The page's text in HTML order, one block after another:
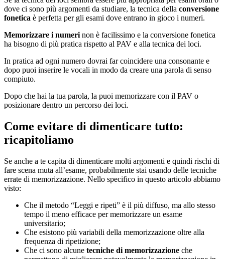
dove ci sono più argomenti da studiare, la tecnica della conversione
fonetica è perfetta per gli esami dove entrano in gioco i numeri.
Memorizzare i numeri non è facilissimo e la conversione fonetica
ha bisogno di più pratica rispetto al PAV e alla tecnica dei loci.
In pratica ad ogni numero dovrai far coincidere una consonante e
dopo puoi inserire le vocali in modo da creare una parola di senso
compiuto.
Dopo che hai la tua parola, la puoi memorizzare con il PAV o
posizionare dentro un percorso dei loci.
Come evitare di dimenticare tutto:
ricapitoliamo
Se anche a te capita di dimenticare molti argomenti e quindi rischi di
fare scena muta all’esame, probabilmente stai usando delle tecniche
errate di memorizzazione. Nello specifico in questo articolo abbiamo
visto:
Che il metodo “Leggi e ripeti” è il più diffuso, ma allo stesso
tempo il meno efficace per memorizzare un esame
universitario;
Che esistono più variabili della memorizzazione oltre alla
frequenza di ripetizione;
Che ci sono alcune tecniche di memorizzazione che